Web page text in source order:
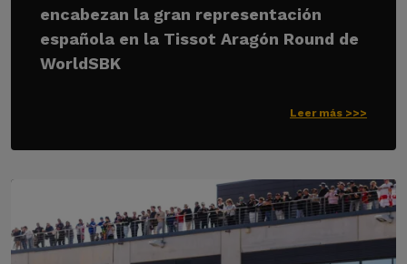
encabezan la gran representación
española en la Tissot Aragón Round de
WorldSBK
Leer más >>>